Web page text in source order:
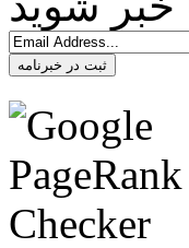
ثبت در خبرنامه